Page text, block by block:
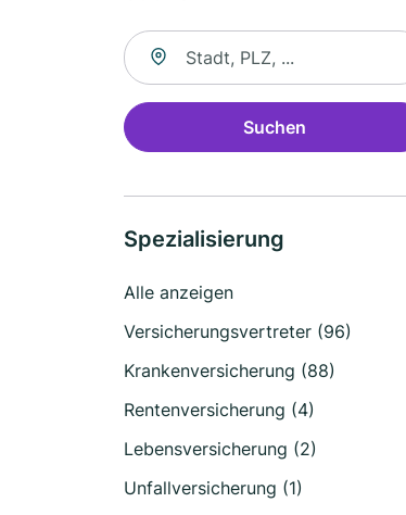
Suche nach Ort
Suchen
Spezialisierung
Alle anzeigen
Versicherungsvertreter (96)
Krankenversicherung (88)
Rentenversicherung (4)
Lebensversicherung (2)
Unfallversicherung (1)